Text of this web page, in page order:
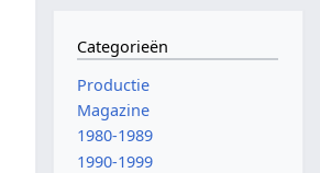
Categorieën
Productie
Magazine
1980-1989
1990-1999